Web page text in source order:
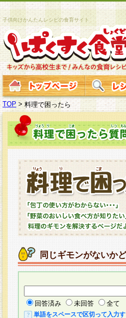
子供向けかんたんレシピの食育サイト
TOP >料理で困ったら
同じギモンがないか
回答済み 未回答 全て
単語をスペースで区切って入力